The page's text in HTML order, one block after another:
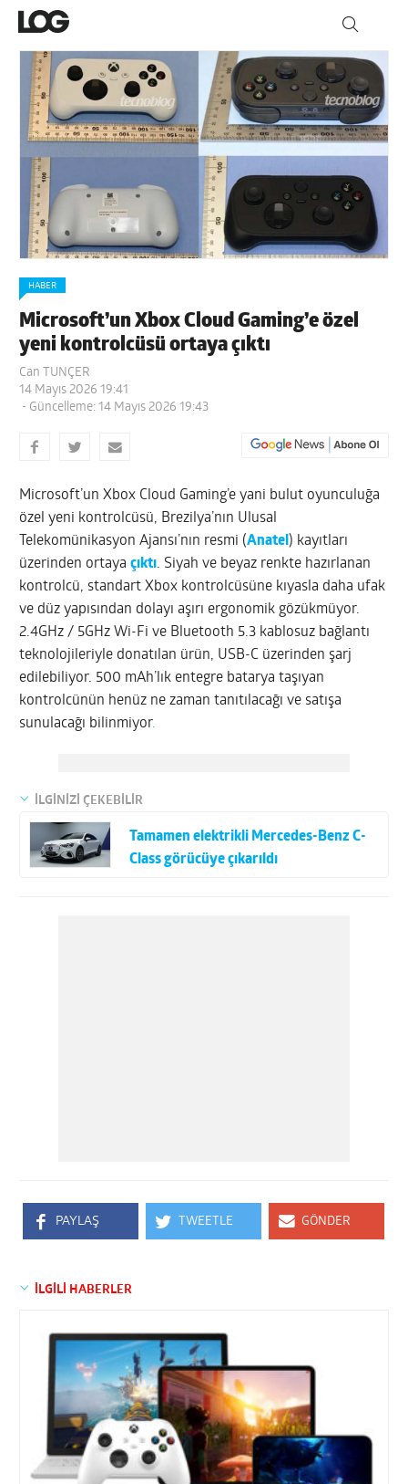
HABER
Microsoft’un Xbox Cloud Gaming’e özel
yeni kontrolcüsü ortaya çıktı
Can TUNÇER
14 Mayıs 2026 19:41
- Güncelleme: 14 Mayıs 2026 19:43
Microsoft’un Xbox Cloud Gaming’e yani bulut oyunculuğa
özel yeni kontrolcüsü, Brezilya’nın Ulusal
Telekomünikasyon Ajansı’nın resmi (Anatel ) kayıtları
üzerinden ortayaçıktı. Siyah ve beyaz renkte hazırlanan
kontrolcü, standart Xbox kontrolcüsüne kıyasla daha ufak
ve düz yapısından dolayı aşırı ergonomik gözükmüyor.
2.4GHz / 5GHz Wi-Fi ve Bluetooth 5.3 kablosuz bağlantı
teknolojileriyle donatılan ürün, USB-C üzerinden şarj
edilebiliyor. 500 mAh’lık entegre batarya taşıyan
kontrolcünün henüz ne zaman tanıtılacağı ve satışa
sunulacağı bilinmiyor.
İLGİNİZİ ÇEKEBİLİR
Tamamen elektrikli Mercedes-Benz C-
Class görücüye çıkarıldı
PAYLAŞ TWEETLE GÖNDER
İLGİLİ HABERLER